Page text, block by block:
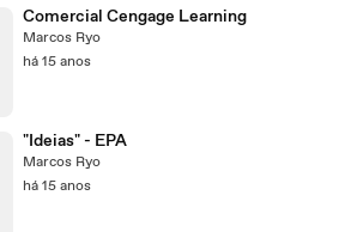
Comercial Cengage Learning
Marcos Ryo
há 15 anos
"Ideias" - EPA
Marcos Ryo
há 15 anos